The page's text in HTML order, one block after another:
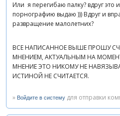
Или я перегибаю палку? вдруг это
порнографию выдаю ))) Вдруг и
развращение малолетних?
ВСЕ НАПИСАННОЕ ВЫШЕ ПРОШУ
МНЕНИЕМ, АКТУАЛЬНЫМ НА
МНЕНИЕ ЭТО НИКОМУ НЕ
ИСТИНОЙ НЕ СЧИТАЕТСЯ.
» Войдите в систему для отправки